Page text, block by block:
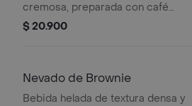
cremosa, preparada con café
espresso, chocolate, mezcla láctea,
$ 20.900
Nevado de Brownie
Bebida helada de textura densa y